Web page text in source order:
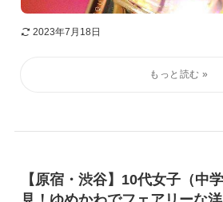
2023年7月18日
【原宿・渋谷】10代女子（中